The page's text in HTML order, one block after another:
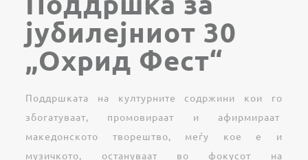
јубилејниот 30
„Охрид Фест“
Поддршката на културните содржини кои го
збогатуваат, промовираат и афирмираат
македонското творештво, меѓу кое е и
музичкото, остануваат во фокусот на